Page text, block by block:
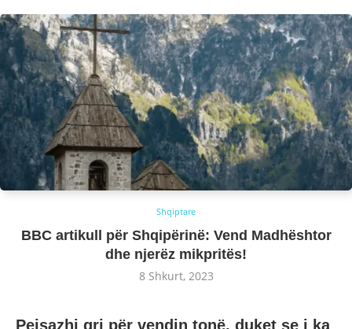
Shqiptare
BBC artikull për Shqipërinë: Vend Madhështor
dhe njerëz mikpritës!
8 Shkurt, 2023
Peisazhi gri për vendin tonë, duket se i ka